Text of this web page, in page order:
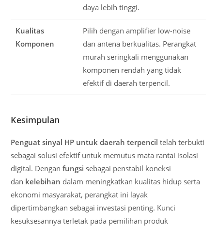
daya lebih tinggi.
Kualitas
Komponen
Pilih dengan amplifier low-noise
dan antena berkualitas. Perangkat
murah seringkali menggunakan
komponen rendah yang tidak
efektif di daerah terpencil.
Kesimpulan
Penguat sinyal HP untuk daerah terpencil telah terbukti
sebagai solusi efektif untuk memutus mata rantai isolasi
digital. Denganfungsi sebagai penstabil koneksi
dan kelebihan dalam meningkatkan kualitas hidup serta
ekonomi masyarakat, perangkat ini layak
dipertimbangkan sebagai investasi penting. Kunci
kesuksesannya terletak pada pemilihan produk